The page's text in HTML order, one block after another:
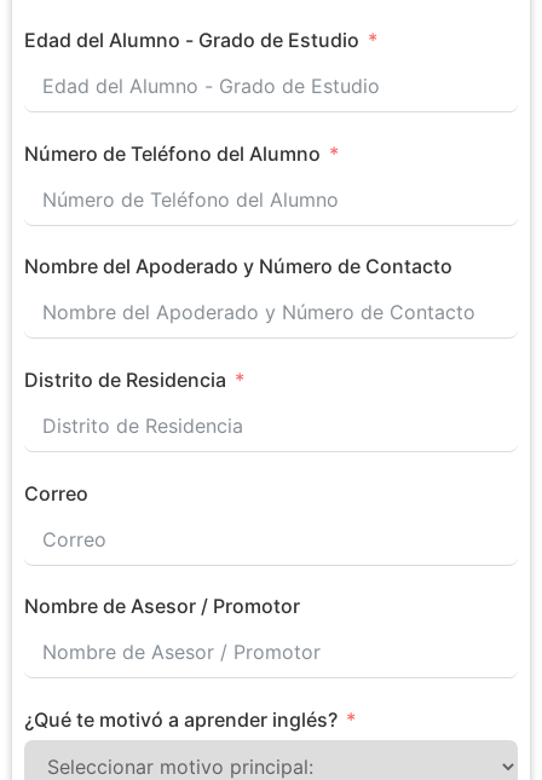
Edad del Alumno - Grado de Estudio
Número de Teléfono del Alumno
Nombre del Apoderado y Número de Contacto
Distrito de Residencia
Correo
Nombre de Asesor / Promotor
¿Qué te motivó a aprender inglés?